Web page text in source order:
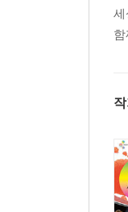
세